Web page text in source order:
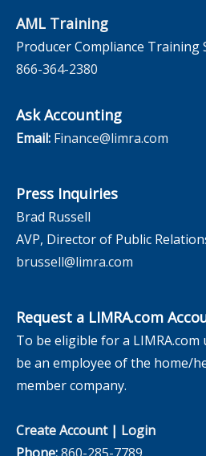
AML Training
Producer Compliance Training
866-364-2380
Ask Accounting
Email: Finance@limra.com
Press Inquiries
Brad Russell
AVP, Director of Public
brussell@limra.com
Request a LIMRA.com
To be eligible for a
be an employee of the home/
member company.
Create Account| Login